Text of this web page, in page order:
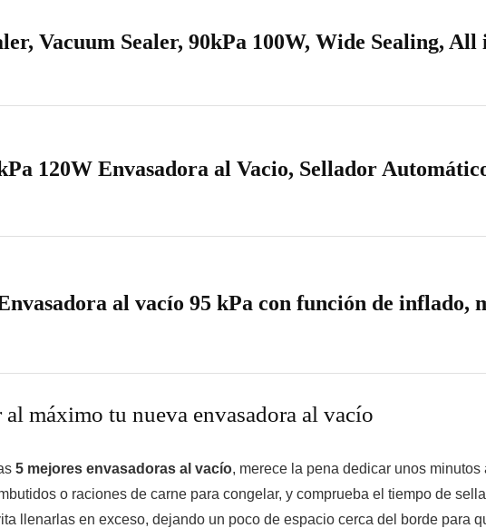
Vacuum Sealer, 90kPa 100W, Wide Sealing,
120W Envasadora al Vacio, Sellador
al vacío 95 kPa con función de inflado,
máximo tu nueva envasadora al vacío
5 mejores envasadoras al vacío, merece la pena dedicar unos
o raciones de carne para congelar, y comprueba el tiempo de
llenarlas en exceso, dejando un poco de espacio cerca del borde para